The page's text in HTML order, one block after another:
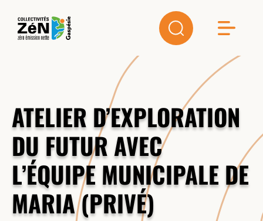
ATELIER D’EXPLORATION
DU FUTUR AVEC
L’ÉQUIPE MUNICIPALE DE
MARIA (PRIVÉ)